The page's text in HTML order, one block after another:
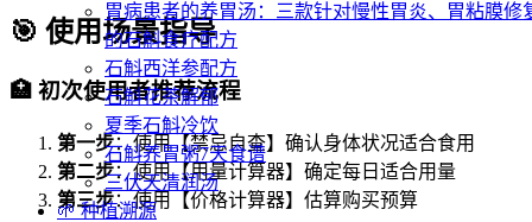
胃病患者的养胃汤：三款针对慢性胃炎、胃粘膜修
的石斛食疗配方
石斛西洋参配方
石斛花茶解郁
夏季石斛冷饮
石斛养胃粥7天食谱
三伏天清润汤
🌱 种植溯源
🎯 使用场景指导
🏥 初次使用者推荐流程
第一步：使用【禁忌自查】确认身体状况适合食用
第二步：使用【用量计算器】确定每日适合用量
第三步：使用【价格计算器】估算购买预算